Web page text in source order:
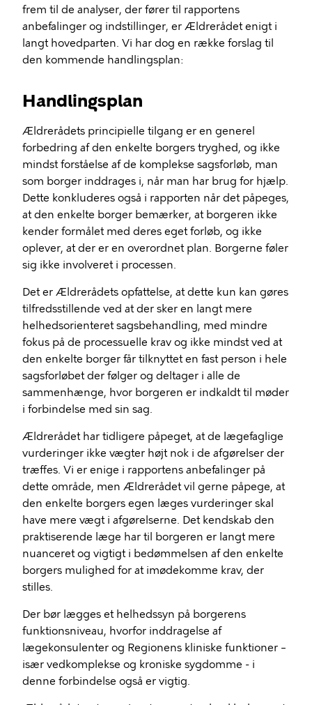
frem til de analyser, der fører til rapportens
anbefalinger og indstillinger, er Ældrerådet enigt i
langt hovedparten. Vi har dog en række forslag til
den kommende handlingsplan:
Handlingsplan
Ældrerådets principielle tilgang er en generel
forbedring af den enkelte borgers tryghed, og ikke
mindst forståelse af de komplekse sagsforløb, man
som borger inddrages i, når man har brug for hjælp.
Dette konkluderes også i rapporten når det påpeges,
at den enkelte borger bemærker, at borgeren ikke
kender formålet med deres eget forløb, og ikke
oplever, at der er en overordnet plan. Borgerne føler
sig ikke involveret i processen.
Det er Ældrerådets opfattelse, at dette kun kan gøres
tilfredsstillende ved at der sker en langt mere
helhedsorienteret sagsbehandling, med mindre
fokus på de processuelle krav og ikke mindst ved at
den enkelte borger får tilknyttet en fast person i hele
sagsforløbet der følger og deltager i alle de
sammenhænge, hvor borgeren er indkaldt til møder
i forbindelse med sin sag.
Ældrerådet har tidligere påpeget, at de lægefaglige
vurderinger ikke vægter højt nok i de afgørelser der
træffes. Vi er enige i rapportens anbefalinger på
dette område, men Ældrerådet vil gerne påpege, at
den enkelte borgers egen læges vurderinger skal
have mere vægt i afgørelserne. Det kendskab den
praktiserende læge har til borgeren er langt mere
nuanceret og vigtigt i bedømmelsen af den enkelte
borgers mulighed for at imødekomme krav, der
stilles.
Der bør lægges et helhedssyn på borgerens
funktionsniveau, hvorfor inddragelse af
lægekonsulenter og Regionens kliniske funktioner –
især vedkomplekse og kroniske sygdomme - i
denne forbindelse også er vigtig.